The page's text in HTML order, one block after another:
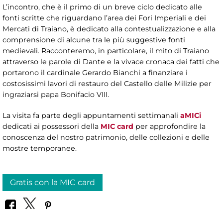
L’incontro, che è il primo di un breve ciclo dedicato alle
fonti scritte che riguardano l’area dei Fori Imperiali e dei
Mercati di Traiano, è dedicato alla contestualizzazione e alla
comprensione di alcune tra le più suggestive fonti
medievali. Racconteremo, in particolare, il mito di Traiano
attraverso le parole di Dante e la vivace cronaca dei fatti che
portarono il cardinale Gerardo Bianchi a finanziare i
costosissimi lavori di restauro del Castello delle Milizie per
ingraziarsi papa Bonifacio VIII.
La visita fa parte degli appuntamenti settimanali aMICi
dedicati ai possessori della MIC card per approfondire la
conoscenza del nostro patrimonio, delle collezioni e delle
mostre temporanee.
Gratis con la MIC card